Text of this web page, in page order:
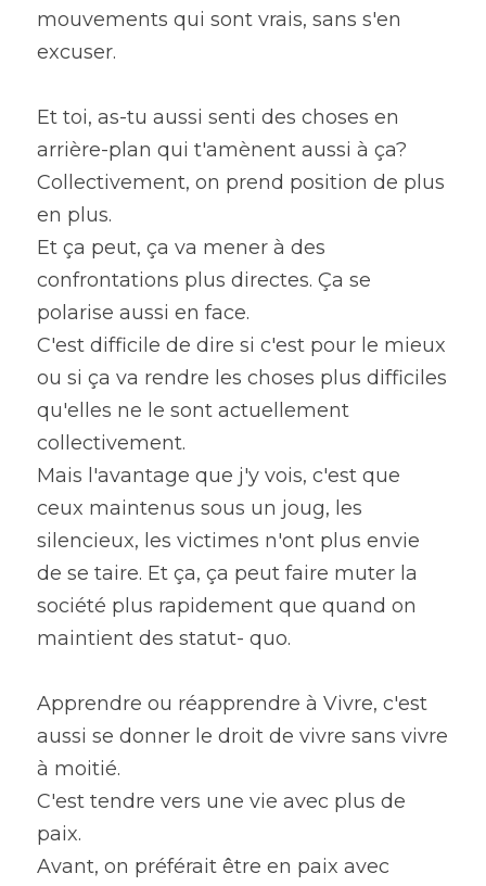
mouvements qui sont vrais, sans s'en
excuser.
Et toi, as-tu aussi senti des choses en
arrière-plan qui t'amènent aussi à ça?
Collectivement, on prend position de plus
en plus.
Et ça peut, ça va mener à des
confrontations plus directes. Ça se
polarise aussi en face.
C'est difficile de dire si c'est pour le mieux
ou si ça va rendre les choses plus difficiles
qu'elles ne le sont actuellement
collectivement.
Mais l'avantage que j'y vois, c'est que
ceux maintenus sous un joug, les
silencieux, les victimes n'ont plus envie
de se taire. Et ça, ça peut faire muter la
société plus rapidement que quand on
maintient des statut- quo.
Apprendre ou réapprendre à Vivre, c'est
aussi se donner le droit de vivre sans vivre
à moitié.
C'est tendre vers une vie avec plus de
paix.
Avant, on préférait être en paix avec